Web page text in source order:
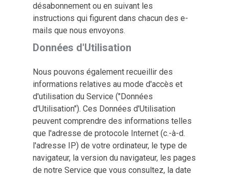
désabonnement ou en suivant les
instructions qui figurent dans chacun des e-
mails que nous envoyons.
Données d'Utilisation
Nous pouvons également recueillir des
informations relatives au mode d'accès et
d'utilisation du Service ("Données
d'Utilisation"). Ces Données d'Utilisation
peuvent comprendre des informations telles
que l'adresse de protocole Internet (c.-à-d.
l'adresse IP) de votre ordinateur, le type de
navigateur, la version du navigateur, les pages
de notre Service que vous consultez, la date